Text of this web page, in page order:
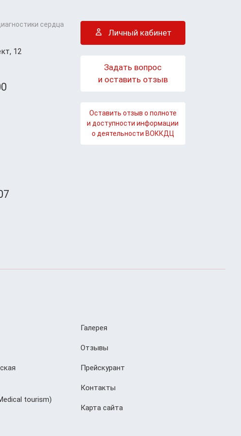
сердца
12
Личный кабинет
Задать вопрос
и оставить отзыв
Оставить отзыв о полноте
и доступности информации
о деятельности ВОККДЦ
tourism)
Галерея
Отзывы
Прейскурант
Контакты
Карта сайта